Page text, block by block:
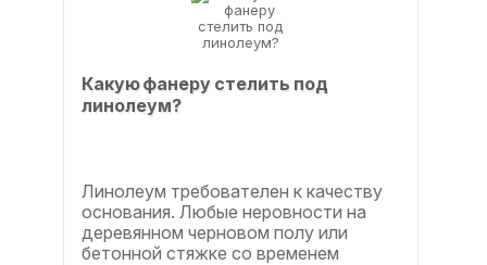
Какую фанеру стелить под
линолеум?
Линолеум требователен к качеству
основания. Любые неровности на
деревянном черновом полу или
бетонной стяжке со временем